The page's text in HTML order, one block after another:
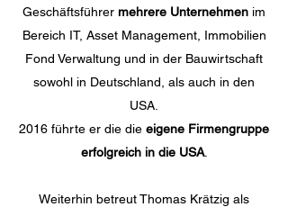
Geschäftsführer mehrere Unternehmen im
Bereich IT, Asset Management, Immobilien
Fond Verwaltung und in der Bauwirtschaft
sowohl in Deutschland, als auch in den
USA.
2016 führte er die die eigene Firmengruppe
erfolgreich in die USA.
Weiterhin betreut Thomas Krätzig als